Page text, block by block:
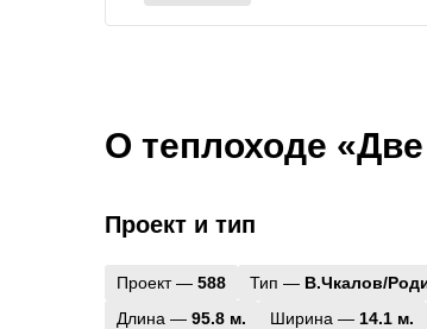
О теплоходе
Проект и тип
Проект — 588 Тип — В.Чкалов/
Длина — 95.8 м. Ширина — 14.1 м.